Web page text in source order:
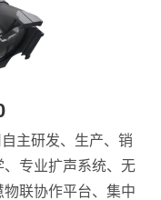
主研发、生产、销
专业扩声系统、无
联协作平台、集中